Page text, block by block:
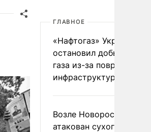
ГЛАВНОЕ
«Нафтогаз» Украины
остановил добычу
газа из-за повреждения
инфраструктуры
Возле Новороссийска
атакован сухогруз под